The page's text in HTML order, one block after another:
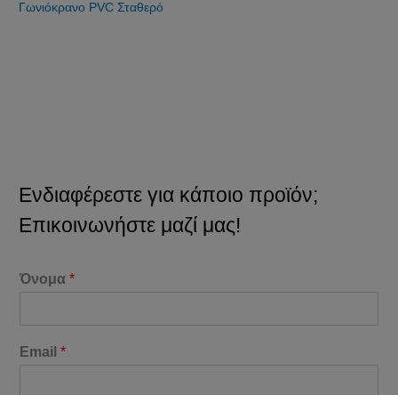
Γωνιόκρανο PVC Σταθερό
Ενδιαφέρεστε για κάποιο προϊόν;
Επικοινωνήστε μαζί μας!
Όνομα*
Email*